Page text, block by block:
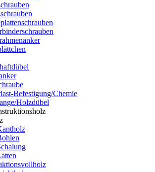
Befestigung/Chemie
Holzdübel